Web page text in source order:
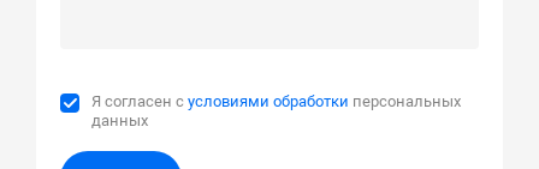
Я согласен сусловиями обработки персональных
данных